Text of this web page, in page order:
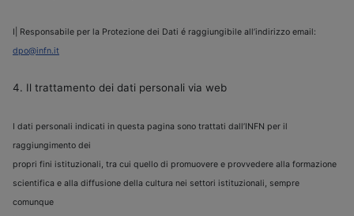
I| Responsabile per la Protezione dei Dati é raggiungibile all’indirizzo email:
dpo@infn.it
4. Il trattamento dei dati personali via web
I dati personali indicati in questa pagina sono trattati dall’INFN per il
raggiungimento dei
propri fini istituzionali, tra cui quello di promuovere e provvedere alla formazione
scientifica e alla diffusione della cultura nei settori istituzionali, sempre
comunque